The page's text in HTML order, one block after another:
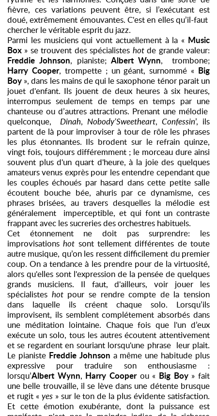
fièvre, ces variations peuvent être, si l’exécutant est
doué, extrêmement émouvantes. C'est en elles qu’il-faut
chercher le véritable esprit du jazz.
Parmi les musiciens qui vont actuellement à la « Music
Box » se trouvent des spécialistes hotde grande valeur:
Freddie Johnson, pianiste;Albert Wynn, trombone;
Harry Cooper, trompette ; un géant, surnommé « Big
Boy », dans les mains de qui le saxophone ténor parait un
jouet d'enfant. Ils jouent de deux heures à six heures,
interrompus seulement de temps en temps par une
chanteuse ou d’autres attractions. Prenant une mélodie
quelconque, Dinah, Nobody’Sweetheart, Confessin’, ils
partent de là pour improviser à tour de rôle les phrases
les plus étonnantes. Ils brodent sur le refrain quinze,
vingt fois, toujours différemment ; le morceau dure ainsi
souvent plus d'un quart d'heure, à la joie des quelques
amateurs venus exprès pour les entendre cependant que
les couples échoués par hasard dans cette petite salle
écoutent bouche bée, ahuris par ce dynamisme, ces
phrases brisées, au travers desquelles la mélodie est
généralement imperceptible, et qui font un contraste
frappant avec les sucreries des orchestres habituels.
Cet étonnement ne doit pas surprendre: les
improvisationshot sont tellement différentes de toute
autre musique, qu’on les ressent difficilement du premier
coup. On a tendance à les prendre pour de la virtuosité,
alors qu'elles sont l'expression de la pensée de quelques
grands musiciens. Il faut, d'ailleurs, voir jouer les
spécialistes hot pour se rendre compte de la tension
dans laquelle ils créent chaque solo. Lorsqu’ils
improvisent, ils semblent complétement absorbés dans
une méditation lointaine. Chaque fois que l'un d’eux
exécute un solo, tous les autres écoutent attentivement
et se regardent en souriant lorsqu'une phrase leur plait.
Le pianiste Freddie Johnson a même une habitude plus
expressive pour traduire son enthousiasme :
lorsqu’Albert Wynn, Harry Cooper ou « Big Boy » fait
une belle trouvaille, il se lève dans une détente brusque
et rugit « yes » sur le ton de la plus évidente satisfaction.
Et cette émotion exubérante, dont la puissance est